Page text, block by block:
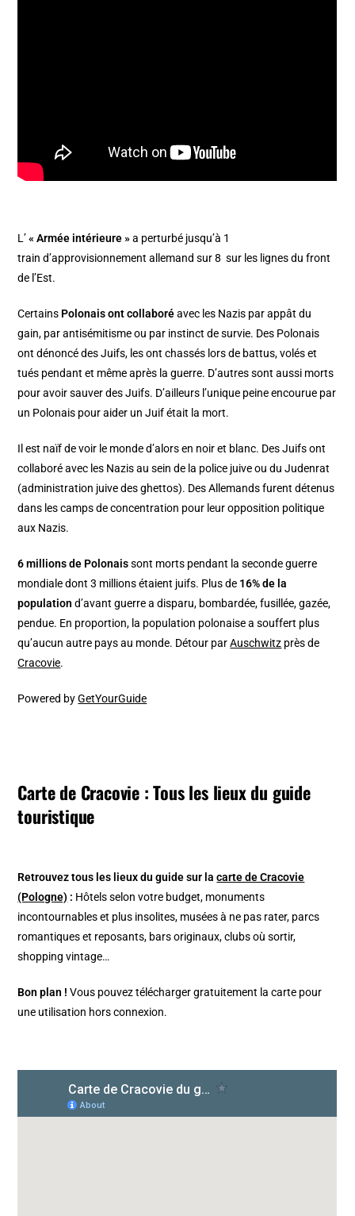
L’« Armée intérieure »a perturbé jusqu’à 1
train d’approvisionnement allemand sur 8 sur les lignes du front
de l’Est.
Certains Polonais ont collaboréavec les Nazis par appât du
gain, par antisémitisme ou par instinct de survie. Des Polonais
ont dénoncé des Juifs, les ont chassés lors de battus, volés et
tués pendant et même après la guerre. D’autres sont aussi morts
pour avoir sauver des Juifs. D’ailleurs l’unique peine encourue par
un Polonais pour aider un Juif était la mort.
Il est naïf de voir le monde d’alors en noir et blanc. Des Juifs ont
collaboré avec les Nazis au sein de la police juive ou du Judenrat
(administration juive des ghettos). Des Allemands furent détenus
dans les camps de concentration pour leur opposition politique
aux Nazis.
6 millions de Polonaissont morts pendant la seconde guerre
mondiale dont 3 millions étaient juifs. Plus de 16% de la
population d’avant guerre a disparu, bombardée, fusillée, gazée,
pendue. En proportion, la population polonaise a souffert plus
qu’aucun autre pays au monde. Détour parAuschwitz près de
Cracovie.
Powered byGetYourGuide
Carte de Cracovie : Tous les lieux du guide
touristique
Retrouvez tous les lieux du guide sur lacarte de Cracovie
(Pologne) : Hôtels selon votre budget, monuments
incontournables et plus insolites, musées à ne pas rater, parcs
romantiques et reposants, bars originaux, clubs où sortir,
shopping vintage…
Bon plan ! Vous pouvez télécharger gratuitement la carte pour
une utilisation hors connexion.